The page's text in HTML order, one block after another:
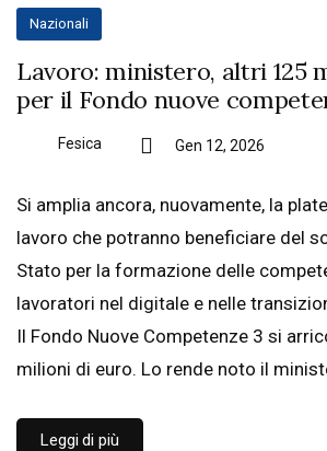
Nazionali
Lavoro: ministero, altri 125
per il Fondo nuove
Fesica Gen 12, 2026
Si amplia ancora, nuovamente, la
lavoro che potranno beneficiare del
Stato per la formazione delle
lavoratori nel digitale e nelle
Il Fondo Nuove Competenze 3 si
milioni di euro. Lo rende noto il
Leggi di più